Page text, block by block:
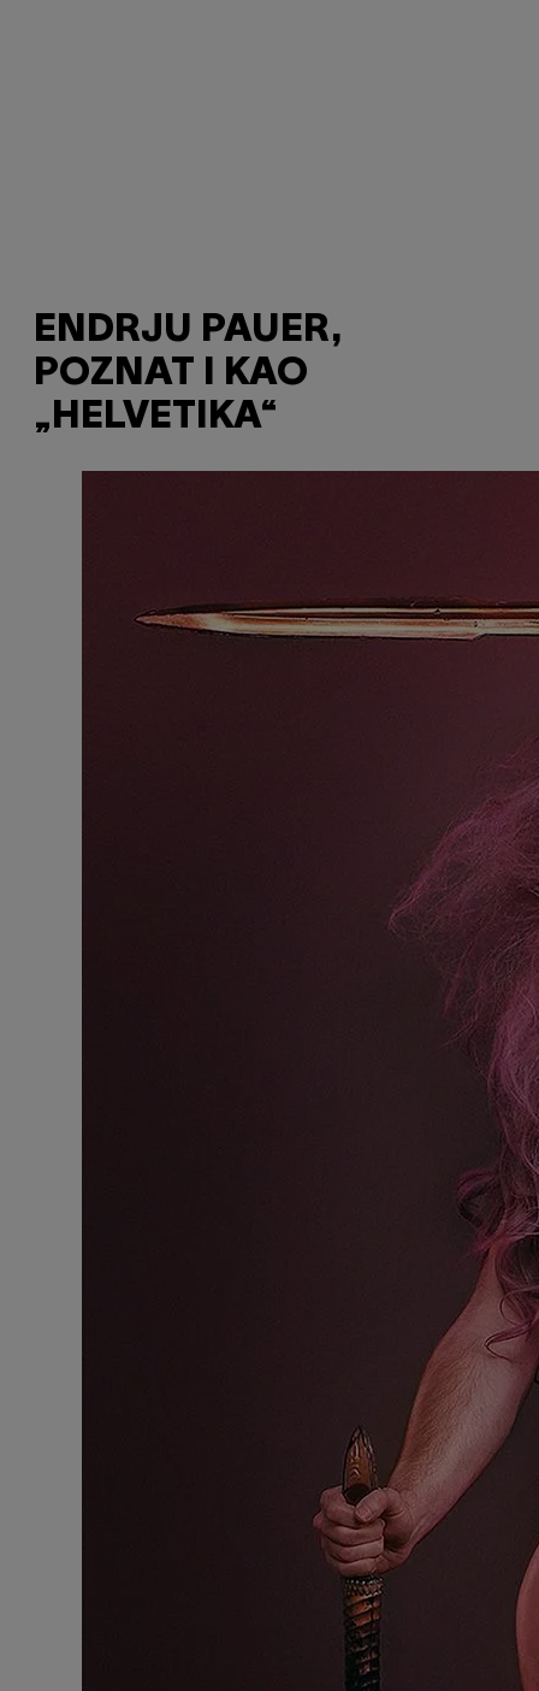
ENDRJU PAUER,
POZNAT I KAO
„HELVETIKA“